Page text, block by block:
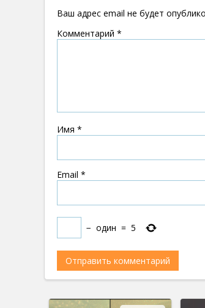
Ваш адрес email не будет
Комментарий *
Имя *
Email *
− один = 5